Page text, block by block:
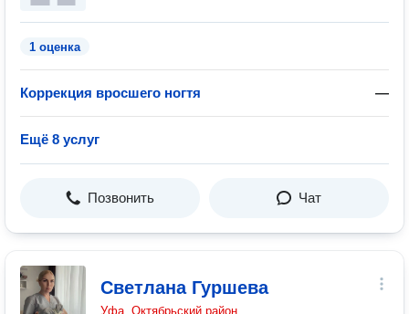
1 оценка
Коррекция вросшего ногтя —
Ещё 8 услуг
Позвонить Чат
Светлана Гуршева
Уфа, Октябрьский район